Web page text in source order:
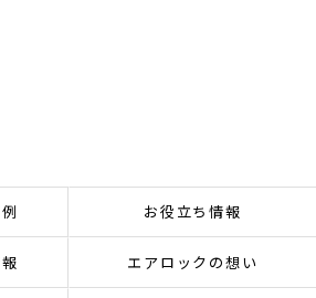
お役立ち情報
エアロックの想い